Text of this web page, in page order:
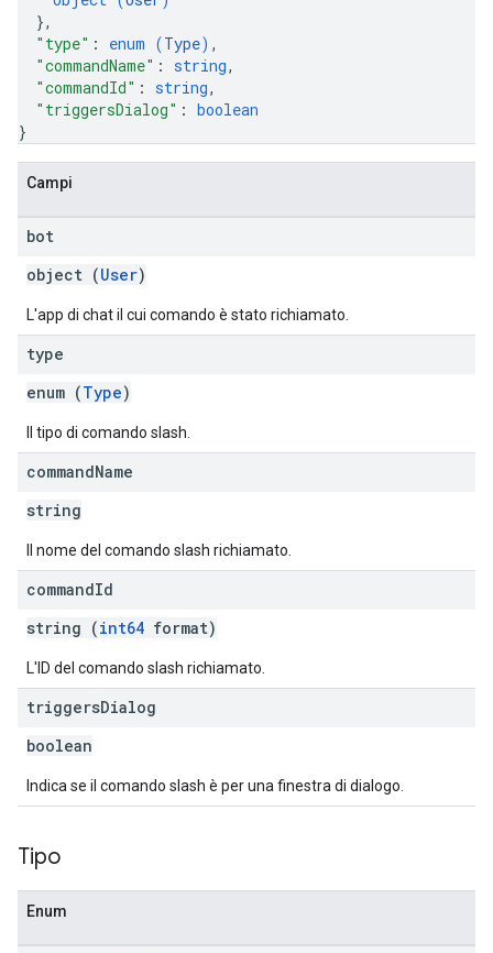
},
"type" : enum (Type) ,
"commandName" : string,
"commandId" : string,
"triggersDialog" : boolean
}
Campi
bot
object (User)
L'app di chat il cui comando è stato richiamato.
type
enum (Type)
Il tipo di comando slash.
commandName
string
Il nome del comando slash richiamato.
commandId
string (int64 format)
L'ID del comando slash richiamato.
triggersDialog
boolean
Indica se il comando slash è per una finestra di dialogo.
Tipo
Enum